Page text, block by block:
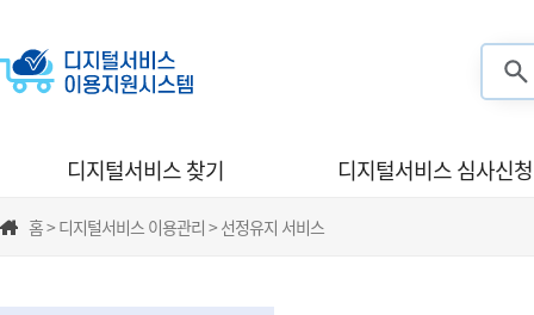
디지털서비스 찾기 디지털서비스 심사신청
홈 > 디지털서비스 이용관리 > 선정유지 서비스